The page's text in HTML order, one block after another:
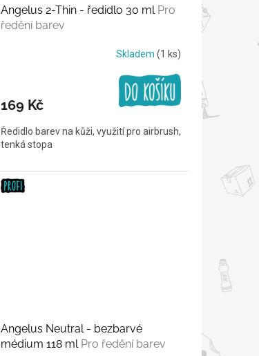
Angelus 2-Thin - ředidlo 30 ml Pro
ředění barev
Skladem (1 ks)
169 Kč
Ředidlo barev na kůži, využití pro airbrush,
tenká stopa
Angelus Neutral - bezbarvé
médium 118 ml Pro ředění barev